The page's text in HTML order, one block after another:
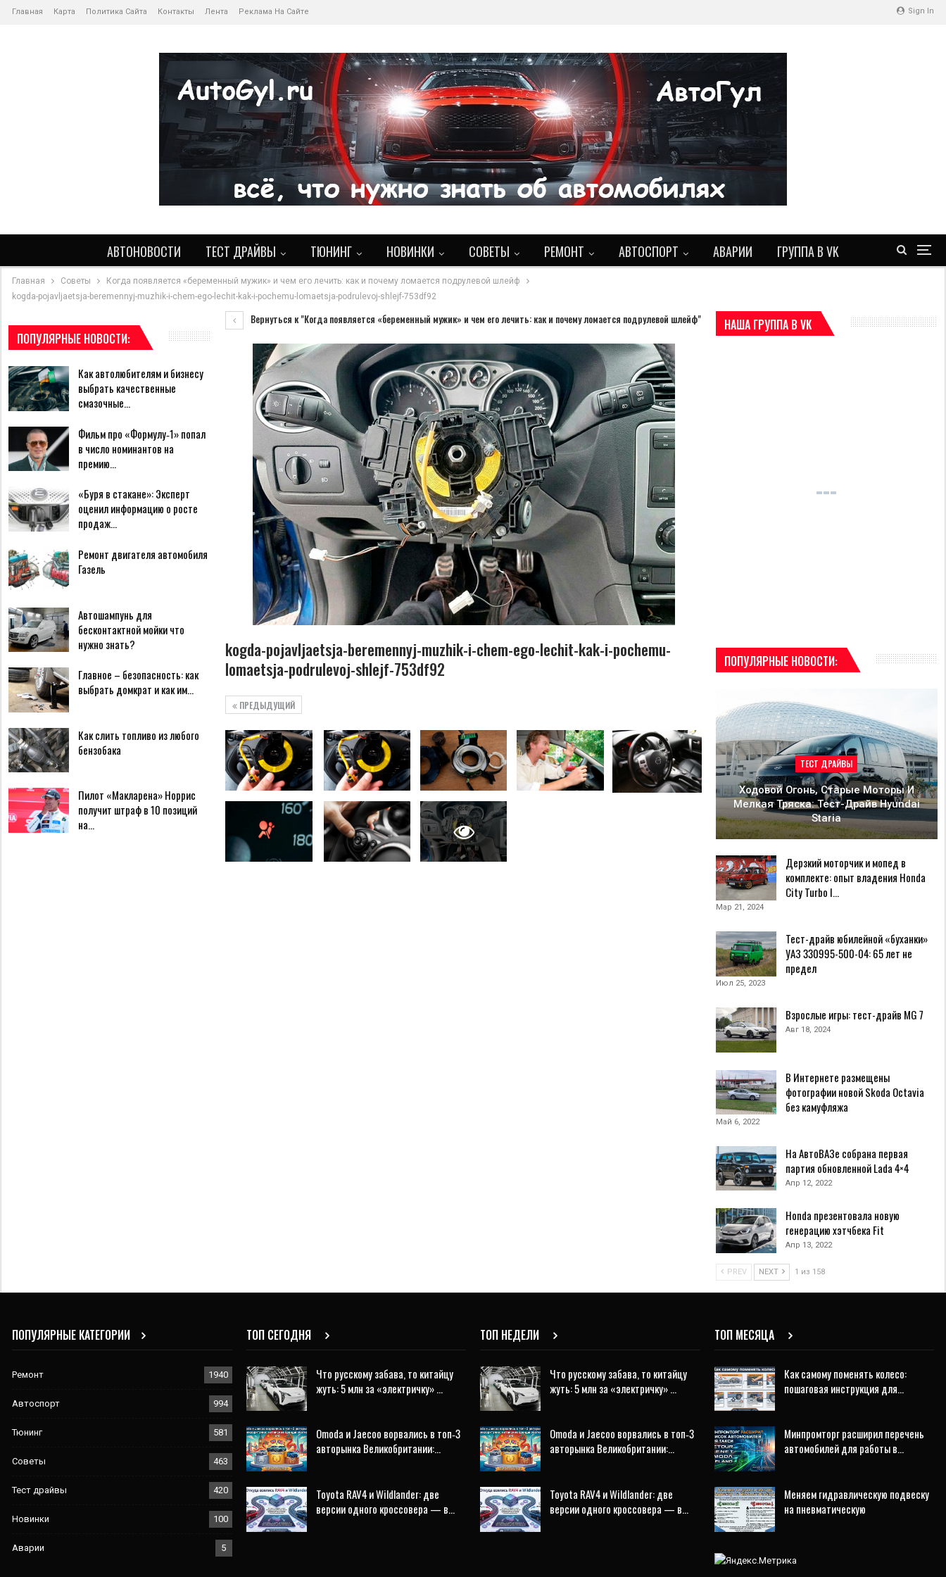
Sign In
Главная Карта Политика Сайта Контакты Лента Реклама На Сайте
АВТОНОВОСТИ ТЕСТ ДРАЙВЫ ТЮНИНГ НОВИНКИ СОВЕТЫ РЕМОНТ АВТОСПОРТ АВАРИИ ГРУППА В VK
Главная Советы
Когда появляется «беременный мужик» и чем его лечить: как и почему ломается подрулевой шлейф
kogda-pojavljaetsja-beremennyj-muzhik-i-chem-ego-lechit-kak-i-pochemu-lomaetsja-podrulevoj-shlejf-753df92
Вернуться к "Когда появляется «беременный мужик» и чем его лечить: как и почему ломается подрулевой шлейф"
kogda-pojavljaetsja-beremennyj-muzhik-i-chem-ego-lechit-kak-i-pochemu-
lomaetsja-podrulevoj-shlejf-753df92
ПРЕДЫДУЩИЙ
НАША ГРУППА В VK
ПОПУЛЯРНЫЕ НОВОСТИ:
ТЕСТ ДРАЙВЫ
Ходовой Огонь, Старые Моторы И
Мелкая Тряска: Тест-Драйв Hyundai
Staria
Дерзкий моторчик и мопед в
комплекте: опыт владения Honda
City Turbo I…
Мар 21, 2024
Тест-драйв юбилейной «буханки»
УАЗ 330995-500-04: 65 лет не
предел
Июл 25, 2023
Взрослые игры: тест-драйв MG 7
Авг 18, 2024
В Интернете размещены
фотографии новой Skoda Octavia
без камуфляжа
Май 6, 2022
На АвтоВАЗе собрана первая
партия обновленной Lada 4×4
Апр 12, 2022
Honda презентовала новую
генерацию хэтчбека Fit
Апр 13, 2022
PREV NEXT 1 из 158
ПОПУЛЯРНЫЕ НОВОСТИ:
Как автолюбителям и бизнесу
выбрать качественные
смазочные…
Фильм про «Формулу‑1» попал
в число номинантов на
премию…
«Буря в стакане»: Эксперт
оценил информацию о росте
продаж…
Ремонт двигателя автомобиля
Газель
Автошампунь для
бесконтактной мойки что
нужно знать?
Главное – безопасность: как
выбрать домкрат и как им…
Как слить топливо из любого
бензобака
Пилот «Макларена» Норрис
получит штраф в 10 позиций
на…
ПОПУЛЯРНЫЕ КАТЕГОРИИ
Ремонт 1940
Автоспорт 994
Тюнинг 581
Советы 463
Тест драйвы 420
Новинки 100
Аварии 5
ТОП СЕГОДНЯ
Что русскому забава, то китайцу
жуть: 5 млн за «электричку» …
Omoda и Jaecoo ворвались в топ‑3
авторынка Великобритании:…
Toyota RAV4 и Wildlander: две
версии одного кроссовера — в…
ТОП НЕДЕЛИ
Что русскому забава, то китайцу
жуть: 5 млн за «электричку» …
Omoda и Jaecoo ворвались в топ‑3
авторынка Великобритании:…
Toyota RAV4 и Wildlander: две
версии одного кроссовера — в…
ТОП МЕСЯЦА
Как самому поменять колесо:
пошаговая инструкция для…
Минпромторг расширил перечень
автомобилей для работы в…
Меняем гидравлическую подвеску
на пневматическую